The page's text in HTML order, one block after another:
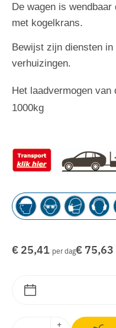
De wagen is
met kogelkrans.
Bewijst zijn diensten
verhuizingen.
Het laadvermogen
1000kg
€ 25,41 per dag€ 75,63
+